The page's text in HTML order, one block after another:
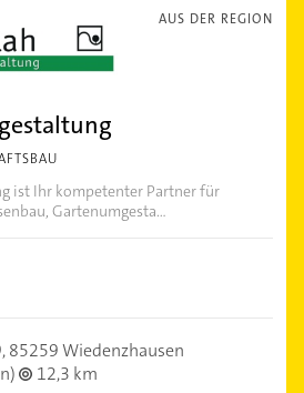
AUS DER REGION
ist Ihr kompetenter Partner für
Gartenumgesta...
85259 Wiedenzhausen
12,3 km